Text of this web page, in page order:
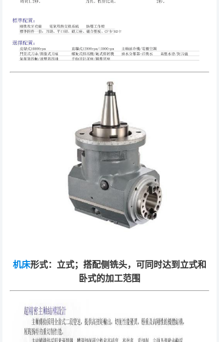
机床形式：立式；搭配侧铣头，可同时达到立式和
卧式的加工范围